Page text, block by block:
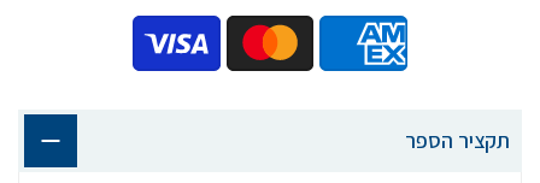
תקציר הספר